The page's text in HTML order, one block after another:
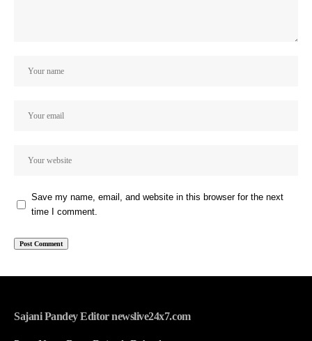
Save my name, email, and website in this browser for the next
time I comment.
Sajani Pandey Editor newslive24x7.com